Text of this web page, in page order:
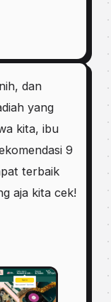
dan
yang
kita, ibu
9
terbaik
aja kita cek!